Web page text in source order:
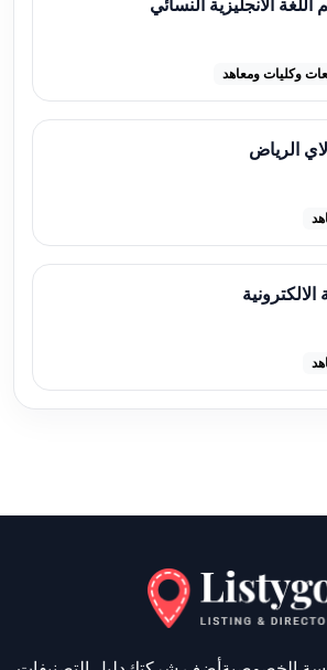
وكليات ومعاهد
الرياض